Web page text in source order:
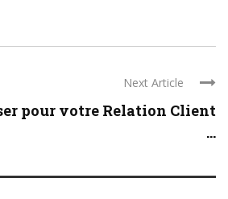
Next Article
pour votre Relation Client
...